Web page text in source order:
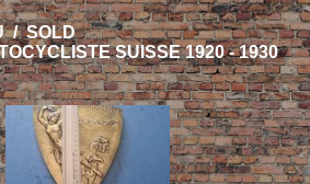
/ SOLD
SUISSE 1920 - 1930